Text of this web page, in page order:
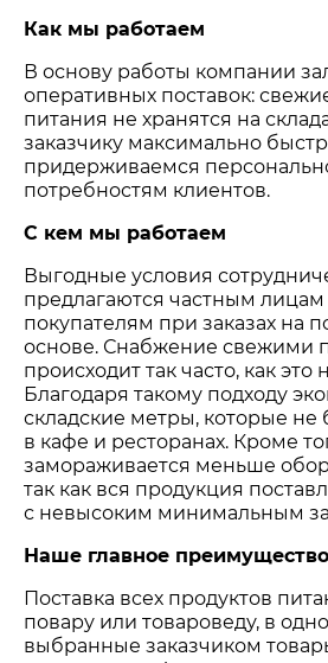
Как мы работаем
В основу работы компании
оперативных поставок:
питания не хранятся на
заказчику максимально
придерживаемся
потребностям клиентов.
С кем мы работаем
Выгодные условия
предлагаются частным
покупателям при заказах на
основе. Снабжение свежими
происходит так часто, как это
Благодаря такому подходу
складские метры, которые
в кафе и ресторанах. Кроме
замораживается меньше
так как вся продукция
с невысоким минимальным
Наше главное преимущество
Поставка всех продуктов
повару или товароведу, в
выбранные заказчиком